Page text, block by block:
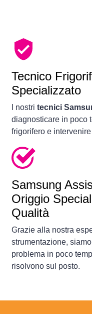
Tecnico
Specializzato
I nostri tecnici
diagnosticare in poco
frigorifero e
Samsung
Origgio
Qualità
Grazie alla nostra
strumentazione,
problema in poco
risolvono sul posto.